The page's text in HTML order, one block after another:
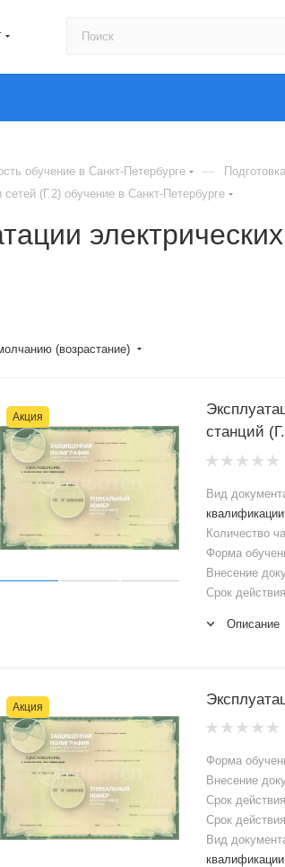
обучение в Санкт-Петербурге —
(Г.2) обучение в Санкт-Петербурге
(возрастание)
Акция
станций
Вид
Количество
Форма
Внесение
Срок
Описание
Акция
Форма
Внесение
Срок
Срок
Вид